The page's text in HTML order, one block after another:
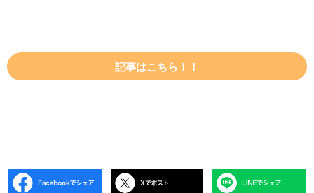
記事はこちら！！